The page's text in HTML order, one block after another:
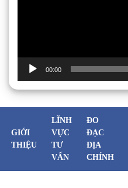
00:00
GIỚI
THIỆU
LĨNH
VỰC
TƯ
VẤN
ĐO
ĐẠC
ĐỊA
CHÍNH